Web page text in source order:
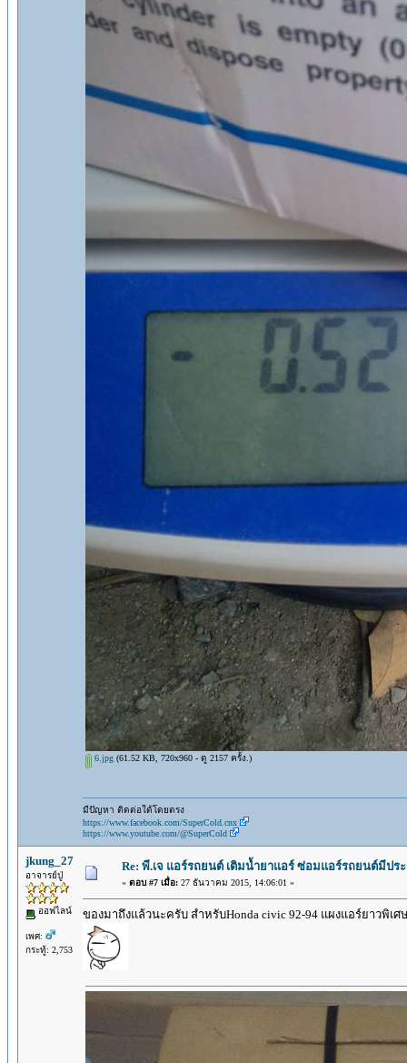
6.jpg (61.52 KB, 720x960 - ดู 2157 ครั้ง.)
มีปัญหา ติดต่อใด้โดยตรง
https://www.facebook.com/SuperCold.cnx
https://www.youtube.com/@SuperCold
jkung_27
อาจารย์ปู่
ออฟไลน์
เพศ:
กระทู้: 2,753
Re: พี.เจ แอร์รถยนต์ เติมน้ำยาแอร์ ซ่อมแอร์รถยนต์มีปร
« ตอบ #7 เมื่อ: 27 ธันวาคม 2015, 14:06:01 »
ของมาถึงแล้วนะครับ สำหรับHonda civic 92-94 แผงแอร์ยาวพิ